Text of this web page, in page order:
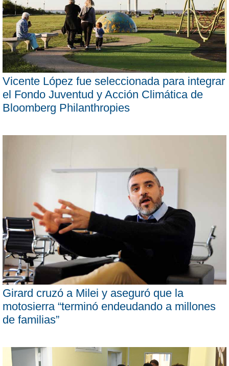
Vicente López fue seleccionada para integrar
el Fondo Juventud y Acción Climática de
Bloomberg Philanthropies
Girard cruzó a Milei y aseguró que la
motosierra “terminó endeudando a millones
de familias”